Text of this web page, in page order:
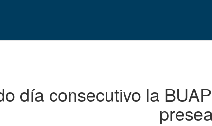
día consecutivo la